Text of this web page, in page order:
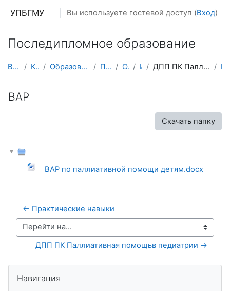
УПБГМУ Вы используете гостевой доступ (Вход)
Последипломное образование
В начало Кафедры Образование 2025-2026 уч.год Педиатрии О курсе ИПО ДПП ПК Паллиативная помощь в педиатрии
ВАР
Скачать папку
ВАР по паллиативной помощи детям.docx
← Практические навыки
Перейти на...
ДПП ПК Паллиативная помощьв педиатрии →
Навигация